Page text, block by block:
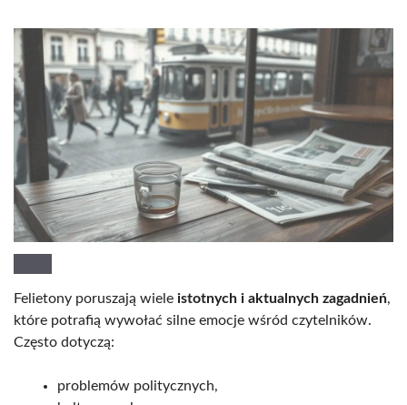
Felietony poruszają wiele istotnych i aktualnych zagadnień,
które potrafią wywołać silne emocje wśród czytelników.
Często dotyczą:
problemów politycznych,